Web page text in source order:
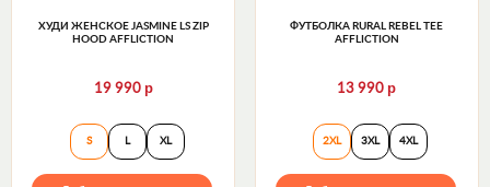
ХУДИ ЖЕНСКОЕ JASMINE LS ZIP
HOOD AFFLICTION
19 990 р
Худи женское Jasmine LS Zip Hood Affliction
S L XL
ФУТБОЛКА RURAL REBEL TEE
AFFLICTION
13 990р
Футболка Rural
2XL 3XL 4XL